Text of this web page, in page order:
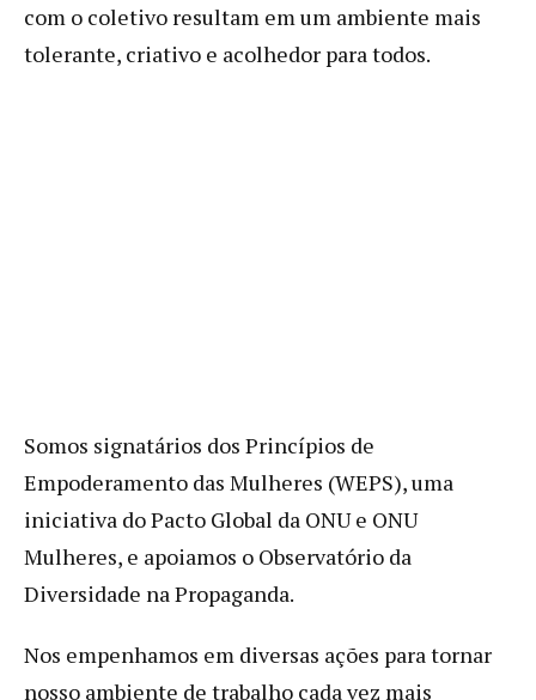
com o coletivo resultam em um ambiente mais
tolerante, criativo e acolhedor para todos.
Somos signatários dos Princípios de
Empoderamento das Mulheres (WEPS), uma
iniciativa do Pacto Global da ONU e ONU
Mulheres, e apoiamos o Observatório da
Diversidade na Propaganda.
Nos empenhamos em diversas ações para tornar
nosso ambiente de trabalho cada vez mais